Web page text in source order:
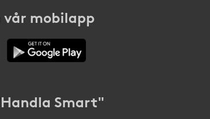
vår mobilapp
Smart"